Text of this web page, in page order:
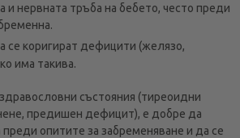
и нервната тръба на бебето, често преди
се коригират дефицити (желязо,
има такива.
състояния (тиреоидни
предишен дефицит), е добре да
опитите за забременяване и да се